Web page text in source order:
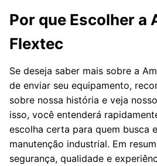
Por que Escolher a
Flextec
Se deseja saber mais sobre a
de enviar seu equipamento,
sobre nossa história e veja
isso, você entenderá
escolha certa para quem busca
manutenção industrial. Em
segurança, qualidade e